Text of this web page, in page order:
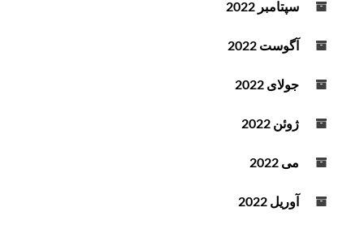
سپتامبر 2022
آگوست 2022
جولای 2022
ژوئن 2022
می 2022
آوریل 2022